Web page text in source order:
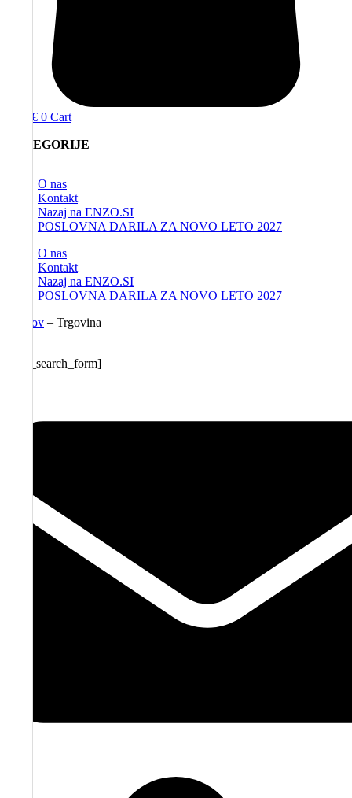
€ 0 Cart
KATEGORIJE
O nas
Kontakt
Nazaj na ENZO.SI
POSLOVNA DARILA ZA NOVO LETO 2027
O nas
Kontakt
Nazaj na ENZO.SI
POSLOVNA DARILA ZA NOVO LETO 2027
Domov – Trgovina
[aws_search_form]